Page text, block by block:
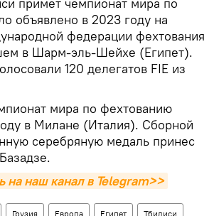
объявлено в 2023 году на
федерации фехтования
в Шарм-эль-Шейхе (Египет).
120 делегатов FIE из
мира по фехтованию
в Милане (Италия). Сборной
серебряную медаль принес
на наш канал в Telegram>>
Грузия Европа Египет Тбилиси